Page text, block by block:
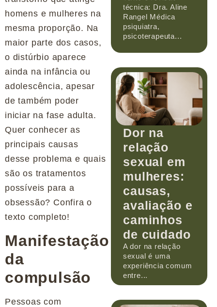
homens e mulheres na
mesma proporção. Na
maior parte dos casos,
o distúrbio aparece
ainda na infância ou
adolescência, apesar
de também poder
iniciar na fase adulta.
Quer conhecer as
principais causas
desse problema e quais
são os tratamentos
possíveis para a
obsessão? Confira o
texto completo!
Manifestação
da
compulsão
Pessoas com
técnica: Dra. Aline
Rangel Médica
psiquiatra,
psicoterapeuta...
Dor na
relação
sexual em
mulheres:
causas,
avaliação e
caminhos
de cuidado
A dor na relação
sexual é uma
experiência comum
entre...